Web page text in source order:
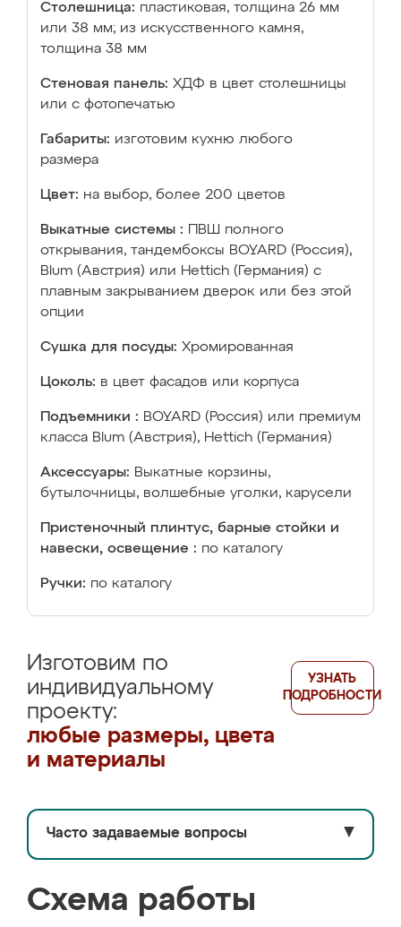
Столешница: пластиковая, толщина 26 мм
или 38 мм; из искусственного камня,
толщина 38 мм
Стеновая панель: ХДФ в цвет столешницы
или с фотопечатью
Габариты: изготовим кухню любого
размера
Цвет: на выбор, более 200 цветов
Выкатные системы :
ПВШ полного
открывания, тандембоксы BOYARD (Россия),
Blum (Австрия) или Hettich (Германия) с
плавным закрыванием дверок или без этой
опции
Сушка для посуды: Хромированная
Цоколь: в цвет фасадов или корпуса
Подъемники : BOYARD (Россия) или премиум
класса Blum (Австрия), Hettich (Германия)
Аксессуары: Выкатные корзины,
бутылочницы, волшебные уголки, карусели
Пристеночный плинтус, барные стойки и
навески, освещение : по каталогу
Ручки: по каталогу
Изготовим по
индивидуальному
проекту:
любые размеры, цвета
и материалы
УЗНАТЬ
ПОДРОБНОСТИ
Часто задаваемые вопросы ▼
Схема работы